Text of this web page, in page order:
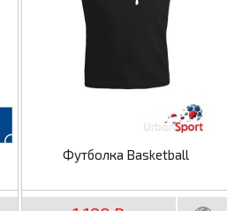
Футболка Basketball